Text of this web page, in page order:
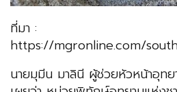
ที่มา :
https://mgronline.com/
นายมุมีน มาลินี ผู้ช่วยหัวหน้าอุทย